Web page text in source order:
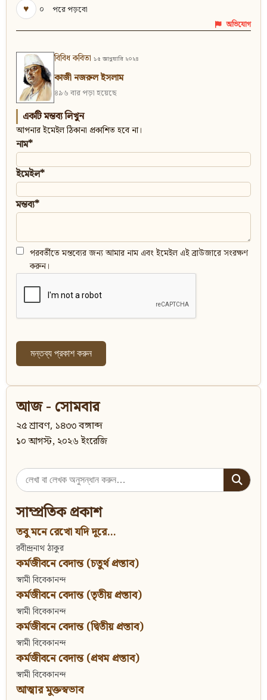
♥
০ পরে পড়বো
অভিযোগ
বিবিধ কবিতা ১৫ জানুয়ারি ২০২৪
কাজী নজরুল ইসলাম
৪৯৬ বার পড়া হয়েছে
একটি মন্তব্য লিখুন
আপনার ইমেইল ঠিকানা প্রকাশিত হবে না।
নাম*
ইমেইল*
মন্তব্য*
পরবর্তীতে মন্তব্যের জন্য আমার নাম এবং ইমেইল এই ব্রাউজারে সংরক্ষণ
করুন।
আজ - সোমবার
২৫ শ্রাবণ, ১৪৩৩ বঙ্গাব্দ
১০ আগস্ট, ২০২৬ ইংরেজি
Search
for:
সাম্প্রতিক প্রকাশ
তবু মনে রেখো যদি দূরে...
রবীন্দ্রনাথ ঠাকুর
কর্মজীবনে বেদান্ত (চতুর্থ প্রস্তাব)
স্বামী বিবেকানন্দ
কর্মজীবনে বেদান্ত (তৃতীয় প্রস্তাব)
স্বামী বিবেকানন্দ
কর্মজীবনে বেদান্ত (দ্বিতীয় প্রস্তাব)
স্বামী বিবেকানন্দ
কর্মজীবনে বেদান্ত (প্রথম প্রস্তাব)
স্বামী বিবেকানন্দ
আত্মার মুক্তস্বভাব